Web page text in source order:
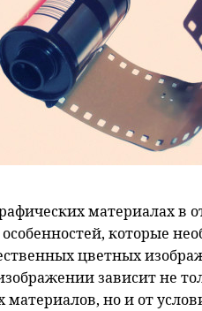
материалах в
которые
цветных
зависит не
материалов, но и от